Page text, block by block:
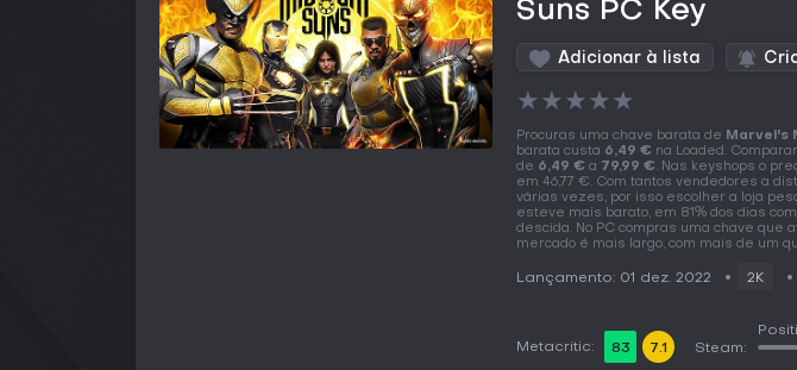
Suns PC Key
Adicionar à lista
★★★★★
Procuras uma chave barata de Marvel's
barata custa 6,49 € na Loaded.
de 6,49 € a 79,99 €. Nas keyshops o
em 46,77 €. Com tantos vendedores a
várias vezes, por isso escolher a loja
esteve mais barato, em 81% dos dias
descida. No PC compras uma chave que
mercado é mais largo, com mais de um
Lançamento: 01 dez. 2022 2K
Metacritic: 83 7.1 Steam: